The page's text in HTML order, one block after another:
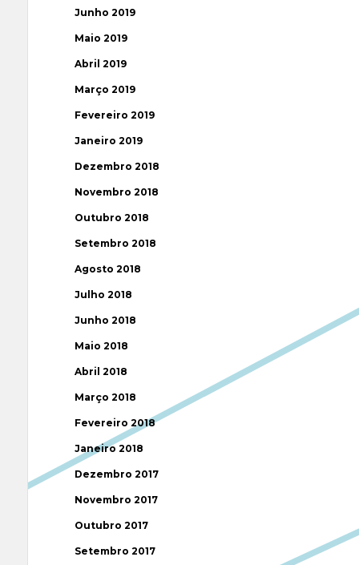
Junho 2019
Maio 2019
Abril 2019
Março 2019
Fevereiro 2019
Janeiro 2019
Dezembro 2018
Novembro 2018
Outubro 2018
Setembro 2018
Agosto 2018
Julho 2018
Junho 2018
Maio 2018
Abril 2018
Março 2018
Fevereiro 2018
Janeiro 2018
Dezembro 2017
Novembro 2017
Outubro 2017
Setembro 2017